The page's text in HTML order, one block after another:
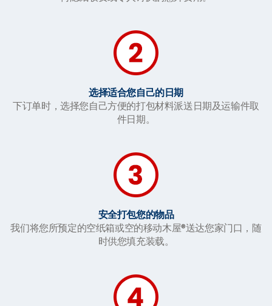
选择适合您自己的日期
下订单时，选择您自己方便的打包材料派送日期及运输件取
件日期。
安全打包您的物品
我们将您所预定的空纸箱或空的移动木屋®送达您家门口，随
时供您填充装载。